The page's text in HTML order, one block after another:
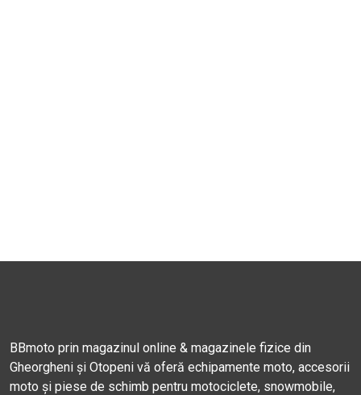
BBmoto prin magazinul online & magazinele fizice din
Gheorgheni și Otopeni vă oferă echipamente moto, accesorii
moto și piese de schimb pentru motociclete, snowmobile,